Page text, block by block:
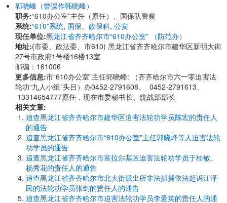
郭晓峰（曾误作韩晓峰）
职务:“610办公室”主任（原任）、国保队警察
系统:“610”系统, 国保、政保科, 公安
现任单位:黑龙江省齐齐哈尔市“610办公室” （防范办）
地址:(市委、政法委、市610) 黑龙江省齐齐哈尔市建华区新明大街
27号市政府1号楼16楼13室
邮编：161006
更多信息:市“610办公室”主任郭晓峰: （齐齐哈尔市六一零迫害法
轮功“九人小组”头目）办0452-2791608、 0452-2791613、
13314654777原任，现在市委秘书长、统战部部长
相关文章:
追查黑龙江省齐齐哈尔市建华区迫害法轮功学员陈宏的责任人
的通告
追查黑龙江省齐齐哈尔市“610办公室”主任郭晓峰等人迫害法轮
功学员的通告
追查黑龙江省齐齐哈尔市富拉尔基区迫害法轮功学员于桂敏、
杨秀花的责任人的通告
追查黑龙江省齐齐哈尔市北大街派出所非法抓捕依法起诉江泽
民的法轮功学员张剑的责任人的通告
追查黑龙江省齐齐哈尔市迫害法轮功学员李爱英的责任人的通